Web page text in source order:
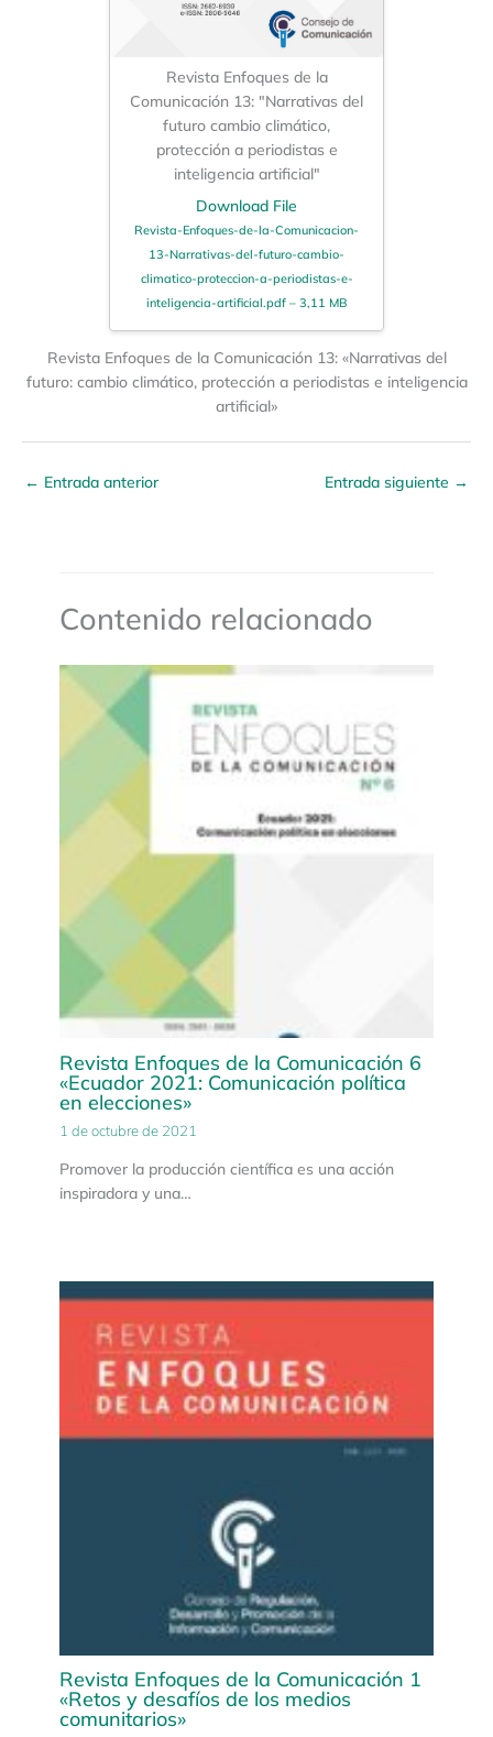
Revista Enfoques de la
Comunicación 13: "Narrativas del
futuro cambio climático,
protección a periodistas e
inteligencia artificial"
Download File
Revista-Enfoques-de-la-Comunicacion-
13-Narrativas-del-futuro-cambio-
climatico-proteccion-a-periodistas-e-
inteligencia-artificial.pdf – 3,11 MB
Revista Enfoques de la Comunicación 13: «Narrativas del
futuro: cambio climático, protección a periodistas e inteligencia
artificial»
← Entrada anterior Entrada siguiente →
Contenido relacionado
Revista Enfoques de la Comunicación 6
«Ecuador 2021: Comunicación política
en elecciones»
1 de octubre de 2021
Promover la producción científica es una acción
inspiradora y una…
Revista Enfoques de la Comunicación 1
«Retos y desafíos de los medios
comunitarios»